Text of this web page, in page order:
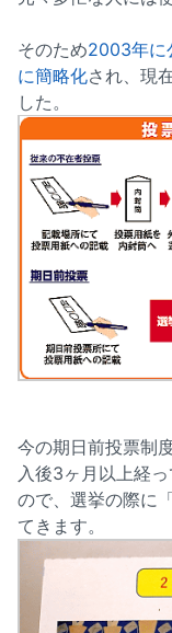
そのため2003年に
に簡略化され、現
した。
今の期日前投票制
入後3ヶ月以上経
ので、選挙の際に
てきます。